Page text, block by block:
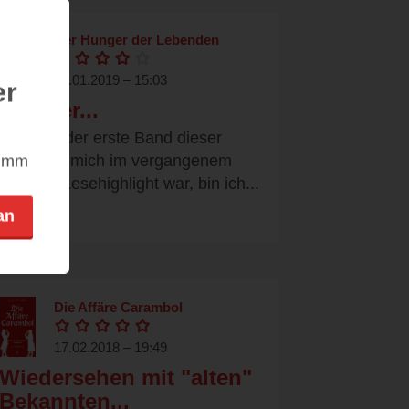
Der Hunger der Lebenden
12.01.2019 – 15:03
Neugier...
Nachem der erste Band dieser
Reihe für mich im vergangenem
Jahr ein Lesehighlight war, bin ich...
Die Affäre Carambol
17.02.2018 – 19:49
Wiedersehen mit "alten"
Bekannten...